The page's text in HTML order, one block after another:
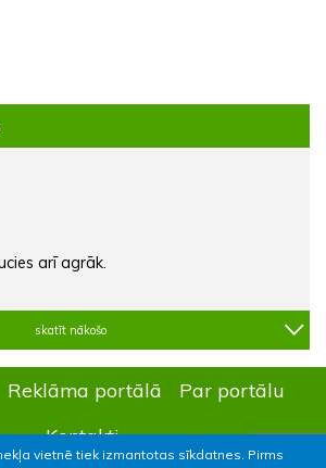
vietnē tiek izmantotas sīkdatnes. Pirms
arī agrāk.
skatīt nākošo
Reklāma portālā
Par portālu
Kontakti